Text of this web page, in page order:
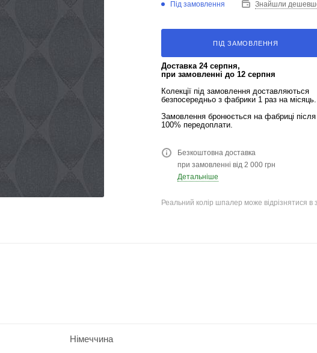
Під замовлення Знайшли
ПІД ЗАМОВЛЕННЯ
Доставка 24 серпня,
при замовленні до 12 серпня
Колекції під замовлення доставляються
безпосередньо з фабрики 1 раз на місяць.
Замовлення бронюється на фабриці після
100% передоплати.
Безкоштовна доставка
при замовленні від 2 000 грн
Детальніше
Реальний колір шпалер може відрізнятися в
Німеччина